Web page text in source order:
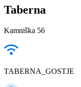
Taberna
Kamniška 56
TABERNA_GOSTJE